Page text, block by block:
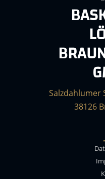
Salzdahlumer
38126